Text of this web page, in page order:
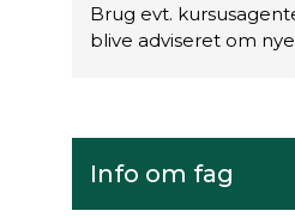
Brug evt.
blive adviseret om
Info om fag